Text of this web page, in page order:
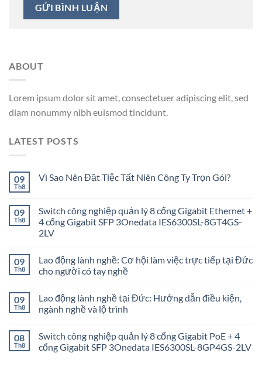
ABOUT
Lorem ipsum dolor sit amet, consectetuer adipiscing elit, sed
diam nonummy nibh euismod tincidunt.
LATEST POSTS
09
Th8
Vì Sao Nên Đặt Tiệc Tất Niên Công Ty Trọn Gói?
09
Th8
Switch công nghiệp quản lý 8 cổng Gigabit Ethernet +
4 cổng Gigabit SFP 3Onedata IES6300SL-8GT4GS-
2LV
09
Th8
Lao động lành nghề: Cơ hội làm việc trực tiếp tại Đức
cho người có tay nghề
09
Th8
Lao động lành nghề tại Đức: Hướng dẫn điều kiện,
ngành nghề và lộ trình
08
Th8
Switch công nghiệp quản lý 8 cổng Gigabit PoE + 4
cổng Gigabit SFP 3Onedata IES6300SL-8GP4GS-2LV